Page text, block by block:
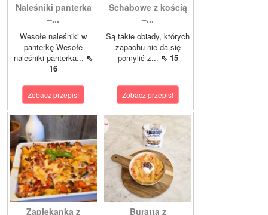
Naleśniki panterka
–...
Wesołe naleśniki w
panterkę Wesołe
naleśniki panterka... ⇖
16
Zobacz przepis!
Schabowe z kością
–...
Są takie obiady, których
zapachu nie da się
pomylić z... ⇖ 15
Zobacz przepis!
Zapiekanka z
Buratta z